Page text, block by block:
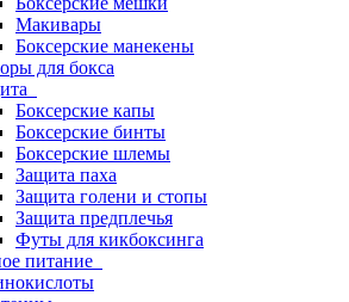
Макивары
Боксерские манекены
для бокса
Боксерские капы
Боксерские бинты
Боксерские шлемы
Защита паха
Защита голени и стопы
Защита предплечья
Футы для кикбоксинга
питание